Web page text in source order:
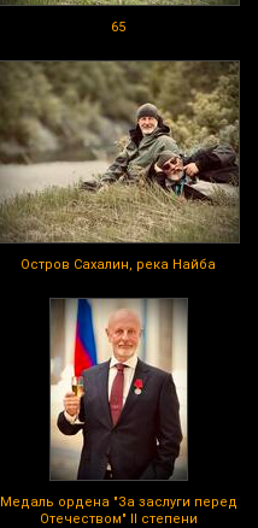
65
Остров Сахалин, река Найба
Медаль ордена "За заслуги перед
Отечеством" II степени